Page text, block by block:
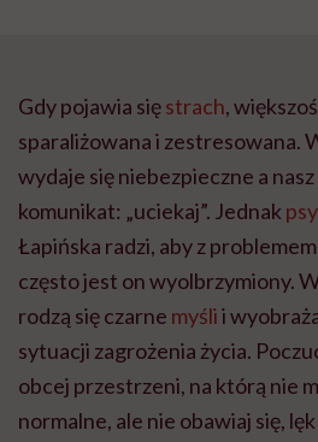
Gdy pojawia sięstrach,
sparaliżowana i zestresowana.
wydaje się niebezpieczne a nasz
komunikat: „uciekaj”. Jednak
Łapińska radzi, aby z
często jest on wyolbrzymiony.
rodzą się czarne myślii
sytuacji zagrożenia życia.
obcej przestrzeni, na którą nie
normalne, ale nie obawiaj się,